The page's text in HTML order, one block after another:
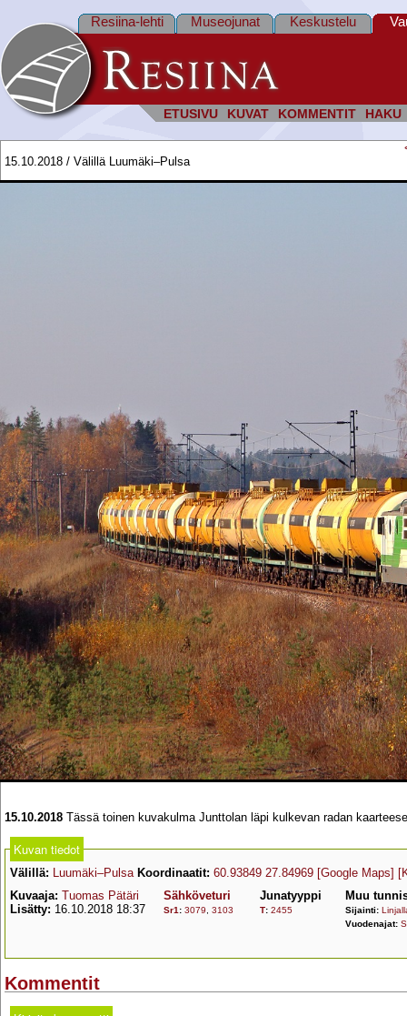
ETUSIVU KUVAT KOMMENTIT HAKU
Resiina-lehti Museojunat Keskustelu
15.10.2018 / Välillä Luumäki–Pulsa
15.10.2018 Tässä toinen kuvakulma Junttolan läpi kulkevan radan
Kuvan tiedot
Välillä: Luumäki–Pulsa Koordinaatit: 60.93849 27.84969 [Google Maps]
Kuvaaja: Tuomas Pätäri
Lisätty: 16.10.2018 18:37
Sähköveturi
Sr1 : 3079 3103
Junatyyppi
T: 2455
Muu
Sijainti:
Vuodenajat:
Kommentit